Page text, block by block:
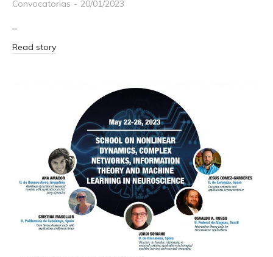
Convocatorias 20/01/2023
–
Read story